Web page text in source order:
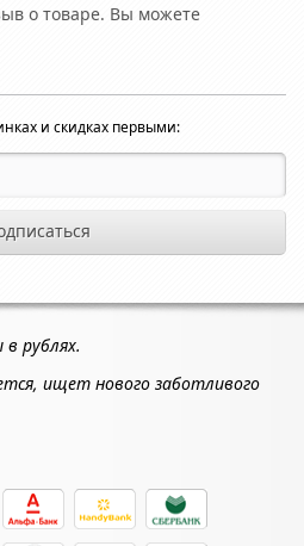
о товаре. Вы можете
и скидках первыми:
рублях.
ищет нового заботливого